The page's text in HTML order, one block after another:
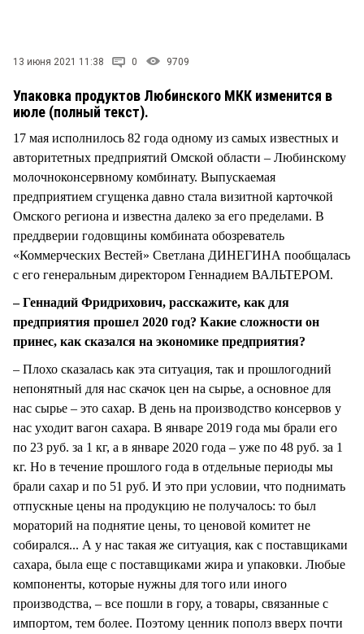
13 июня 2021 11:38 0 9709
Упаковка продуктов Любинского МКК изменится в
июле (полный текст).
17 мая исполнилось 82 года одному из самых известных и
авторитетных предприятий Омской области – Любинскому
молочноконсервному комбинату. Выпускаемая
предприятием сгущенка давно стала визитной карточкой
Омского региона и известна далеко за его пределами. В
преддверии годовщины комбината обозреватель
«Коммерческих Вестей» Светлана ДИНЕГИНА пообщалась
с его генеральным директором Геннадием ВАЛЬТЕРОМ.
– Геннадий Фридрихович, расскажите, как для
предприятия прошел 2020 год? Какие сложности он
принес, как сказался на экономике предприятия?
– Плохо сказалась как эта ситуация, так и прошлогодний
непонятный для нас скачок цен на сырье, а основное для
нас сырье – это сахар. В день на производство консервов у
нас уходит вагон сахара. В январе 2019 года мы брали его
по 23 руб. за 1 кг, а в январе 2020 года – уже по 48 руб. за 1
кг. Но в течение прошлого года в отдельные периоды мы
брали сахар и по 51 руб. И это при условии, что поднимать
отпускные цены на продукцию не получалось: то был
мораторий на поднятие цены, то ценовой комитет не
собирался... А у нас такая же ситуация, как с поставщиками
сахара, была еще с поставщиками жира и упаковки. Любые
компоненты, которые нужны для того или иного
производства, – все пошли в гору, а товары, связанные с
импортом, тем более. Поэтому ценник пополз вверх почти